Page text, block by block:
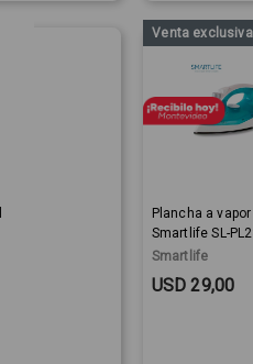
Venta
Plancha a vapor
Smartlife SL-
Smartlife
Sale Price:
USD 29,00